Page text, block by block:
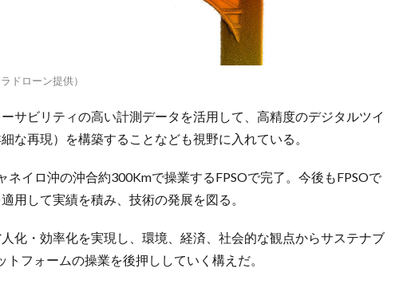
ドローン提供）
サビリティの高い計測データを活用して、高精度のデジタルツイ
な再現）を構築することなども視野に入れている。
イロ沖の沖合約300Kmで操業するFPSOで完了。今後もFPSOで
用して実績を積み、技術の発展を図る。
化・効率化を実現し、環境、経済、社会的な観点からサステナブ
フォームの操業を後押ししていく構えだ。